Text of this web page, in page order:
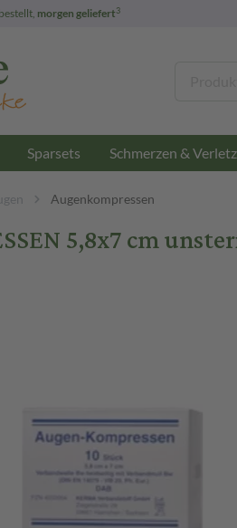
morgen geliefert3
Sparsets Schmerzen &
Augenkompressen
5,8x7 cm